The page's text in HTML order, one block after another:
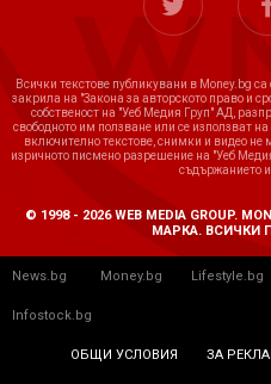
Всички текстове публикувани в Money.bg
закрила на "Закона за авторското право и
собственост на "Уеб Медия Груп" АД,
свободното им ползване или се използват
включително текстове, снимки и видео не
изричното писмено разрешение на "Уеб
съдържанието и
© 1998 - 2026 WEB MEDIA GROUP.
МАРКА. ВСИЧКИ
News.bg Money.bg Lifestyle.bg
Infostock.bg
ОБЩИ УСЛОВИЯ ЗА